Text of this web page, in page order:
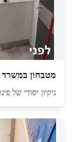
מטבחון במשרד
ניקיון יסודי של